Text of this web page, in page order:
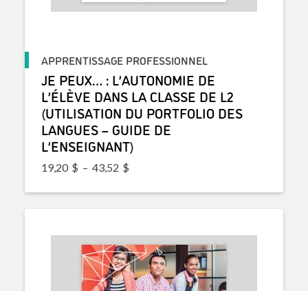
APPRENTISSAGE PROFESSIONNEL
JE PEUX… : L’AUTONOMIE DE
L’ÉLÈVE DANS LA CLASSE DE L2
(UTILISATION DU PORTFOLIO DES
LANGUES – GUIDE DE
L’ENSEIGNANT)
19,20 $ – 43,52 $